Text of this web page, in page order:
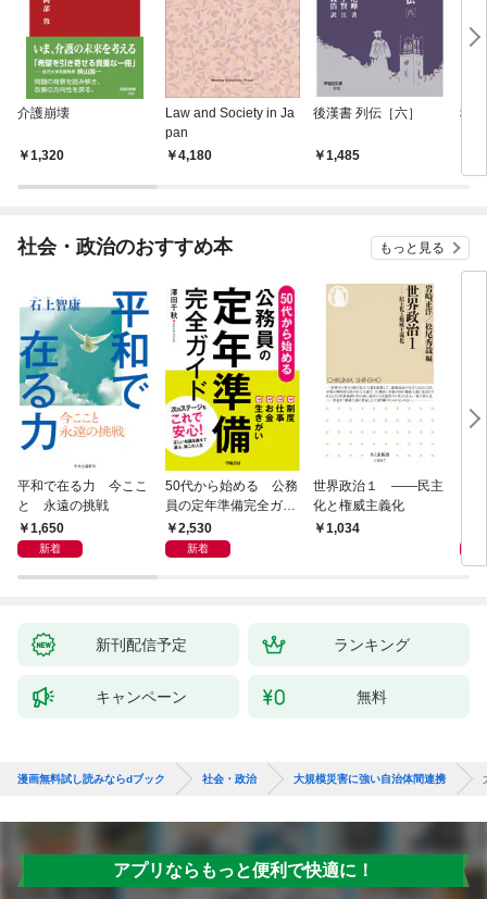
介護崩壊
1,320
Law and Society in Ja
pan
4,180
後漢書 列伝［六］
1,485
税
社会・政治のおすすめ本 もっと見る
平和で在る力 今ここ
と 永遠の挑戦
1,650
新着
50代から始める 公務
員の定年準備完全ガイ
ド2,530
新着
世界政治１ ――民主
化と権威主義化
1,034
新刊配信予定 ランキング
キャンペーン 無料
漫画無料試し読みならdブック 社会・政治 大規模災害に強い自治体間連携
アプリならもっと便利で快適に！